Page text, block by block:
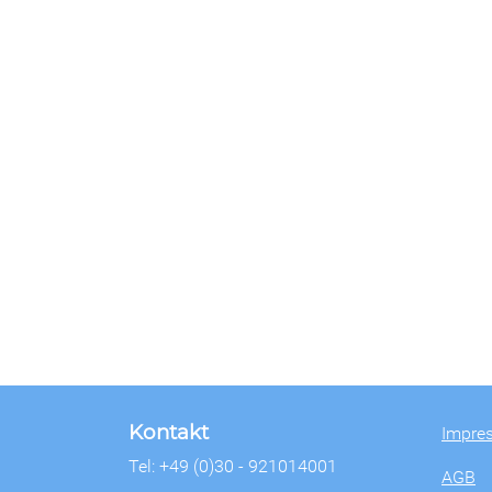
Kontakt
Tel: +49 (0)30 - 921014001
AGB